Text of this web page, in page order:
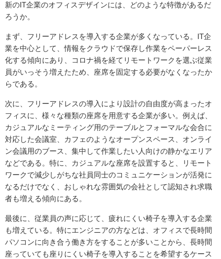
新のIT企業のオフィスデザインには、どのような特徴があるだ
ろうか。
まず、フリーアドレスを導入する企業が多くなっている。IT企
業を中心として、情報をクラウドで保存し作業をペーパーレス
化する傾向にあり、コロナ禍を経てリモートワークを選ぶ従業
員がいっそう増えたため、座席を固定する必要がなくなったか
らである。
次に、フリーアドレスの導入により設計の自由度が高まったオ
フィスに、様々な種類の座席を用意する企業が多い。例えば、
カジュアルなミーティング用のテーブルとフォーマルな会合に
対応した会議室、カフェのようなオープンスペース、オンライ
ン会議用のブース、集中して作業したい人向けの静かなエリア
などである。特に、カジュアルな座席を設置すると、リモート
ワークで減少しがちな社員同士のコミュニケーションが活発に
なるだけでなく、おしゃれな雰囲気の会社として認知され求職
者も増える傾向にある。
最後に、従業員の声に応じて、疲れにくい椅子を導入する企業
も増えている。特にエンジニアの方などは、オフィスで長時間
パソコンに向き合う働き方をすることが多いことから、長時間
座っていても座りにくい椅子を導入することを希望するケース